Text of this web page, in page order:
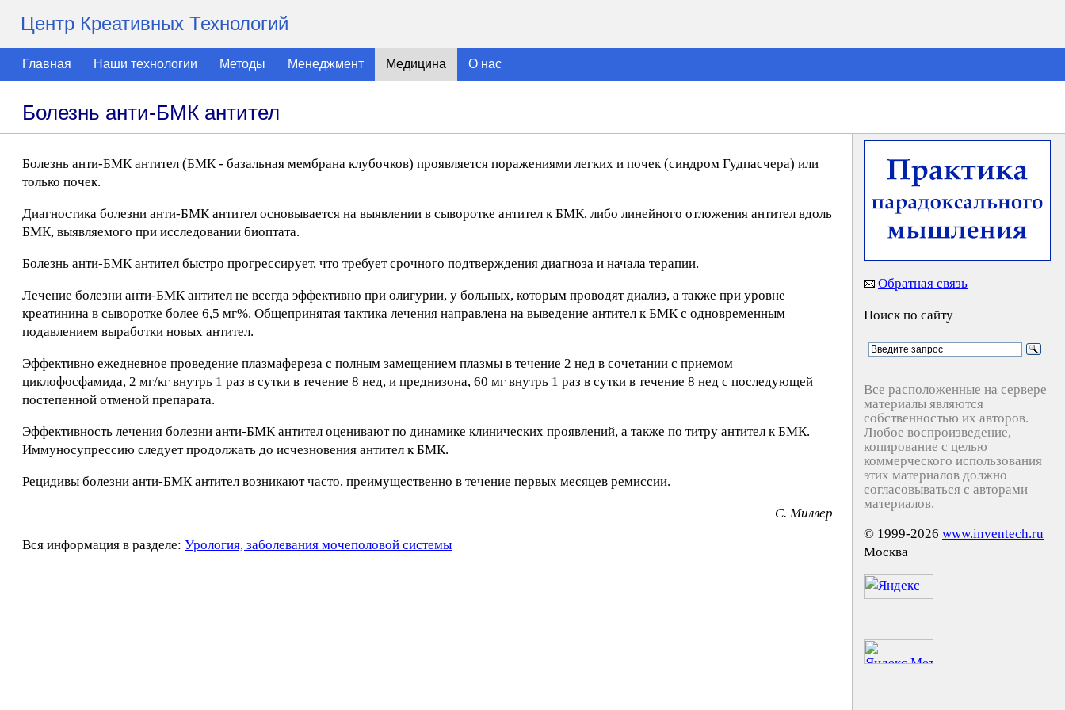
Центр Креативных Технологий
Главная Наши технологии Методы Менеджмент Медицина О нас
Болезнь анти-БМК антител
Болезнь анти-БМК антител (БМК - базальная мембрана клубочков) проявляется поражениями легких и почек (синдром Гудпасчера) или
только почек.
Диагностика болезни анти-БМК антител основывается на выявлении в сыворотке антител к БМК, либо линейного отложения антител вдоль
БМК, выявляемого при исследовании биоптата.
Болезнь анти-БМК антител быстро прогрессирует, что требует срочного подтверждения диагноза и начала терапии.
Лечение болезни анти-БМК антител не всегда эффективно при олигурии, у больных, которым проводят диализ, а также при уровне
креатинина в сыворотке более 6,5 мг%. Общепринятая тактика лечения направлена на выведение антител к БМК с одновременным
подавлением выработки новых антител.
Эффективно ежедневное проведение плазмафереза с полным замещением плазмы в течение 2 нед в сочетании с приемом
циклофосфамида, 2 мг/кг внутрь 1 раз в сутки в течение 8 нед, и преднизона, 60 мг внутрь 1 раз в сутки в течение 8 нед с последующей
постепенной отменой препарата.
Эффективность лечения болезни анти-БМК антител оценивают по динамике клинических проявлений, а также по титру антител к БМК.
Иммуносупрессию следует продолжать до исчезновения антител к БМК.
Рецидивы болезни анти-БМК антител возникают часто, преимущественно в течение первых месяцев ремиссии.
C. Mиллep
Вся информация в разделе: Урология, заболевания мочеполовой системы
Обратная связь
Поиск по сайту
Все расположенные на сервере
материалы являются
собственностью их авторов.
Любое воспроизведение,
копирование с целью
коммерческого использования
этих материалов должно
согласовываться с авторами
материалов.
© 1999-2026 www.inventech.ru
Москва